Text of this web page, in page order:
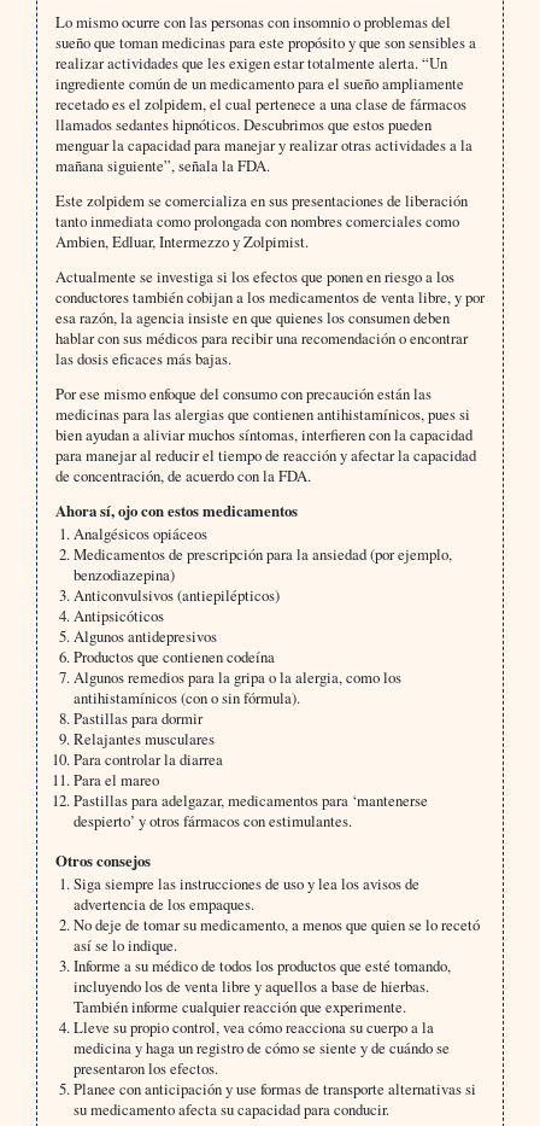
Lo mismo ocurre con las personas con insomnio o problemas del
sueño que toman medicinas para este propósito y que son sensibles a
realizar actividades que les exigen estar totalmente alerta. “Un
ingrediente común de un medicamento para el sueño ampliamente
recetado es el zolpidem, el cual pertenece a una clase de fármacos
llamados sedantes hipnóticos. Descubrimos que estos pueden
menguar la capacidad para manejar y realizar otras actividades a la
mañana siguiente”, señala la FDA.
Este zolpidem se comercializa en sus presentaciones de liberación
tanto inmediata como prolongada con nombres comerciales como
Ambien, Edluar, Intermezzo y Zolpimist.
Actualmente se investiga si los efectos que ponen en riesgo a los
conductores también cobijan a los medicamentos de venta libre, y por
esa razón, la agencia insiste en que quienes los consumen deben
hablar con sus médicos para recibir una recomendación o encontrar
las dosis eficaces más bajas.
Por ese mismo enfoque del consumo con precaución están las
medicinas para las alergias que contienen antihistamínicos, pues si
bien ayudan a aliviar muchos síntomas, interfieren con la capacidad
para manejar al reducir el tiempo de reacción y afectar la capacidad
de concentración, de acuerdo con la FDA.
Ahora sí, ojo con estos medicamentos
Analgésicos opiáceos
Medicamentos de prescripción para la ansiedad (por ejemplo,
benzodiazepina)
Anticonvulsivos (antiepilépticos)
Antipsicóticos
Algunos antidepresivos
Productos que contienen codeína
Algunos remedios para la gripa o la alergia, como los
antihistamínicos (con o sin fórmula).
Pastillas para dormir
Relajantes musculares
Para controlar la diarrea
Para el mareo
Pastillas para adelgazar, medicamentos para ‘mantenerse
despierto’ y otros fármacos con estimulantes.
Otros consejos
Siga siempre las instrucciones de uso y lea los avisos de
advertencia de los empaques.
No deje de tomar su medicamento, a menos que quien se lo recetó
así se lo indique.
Informe a su médico de todos los productos que esté tomando,
incluyendo los de venta libre y aquellos a base de hierbas.
También informe cualquier reacción que experimente.
Lleve su propio control, vea cómo reacciona su cuerpo a la
medicina y haga un registro de cómo se siente y de cuándo se
presentaron los efectos.
Planee con anticipación y use formas de transporte alternativas si
su medicamento afecta su capacidad para conducir.